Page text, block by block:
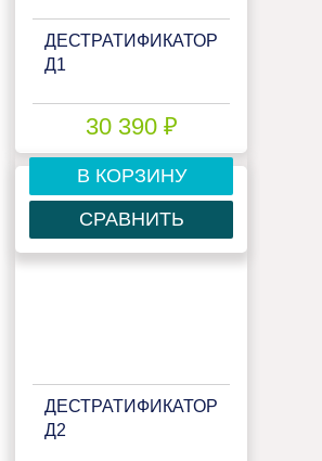
ДЕСТРАТИФИКАТОР
Д1
30 390 ₽
В КОРЗИНУ
СРАВНИТЬ
ДЕСТРАТИФИКАТОР
Д2